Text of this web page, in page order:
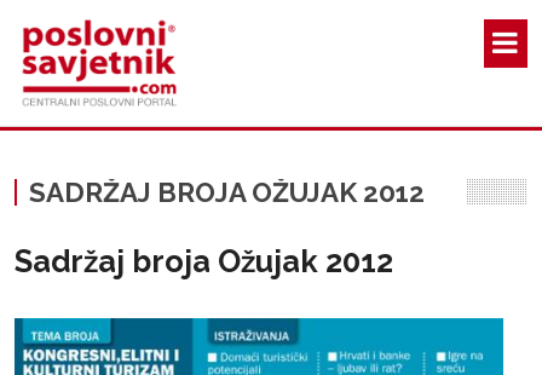
SADRŽAJ BROJA OŽUJAK 2012
Sadržaj broja Ožujak 2012